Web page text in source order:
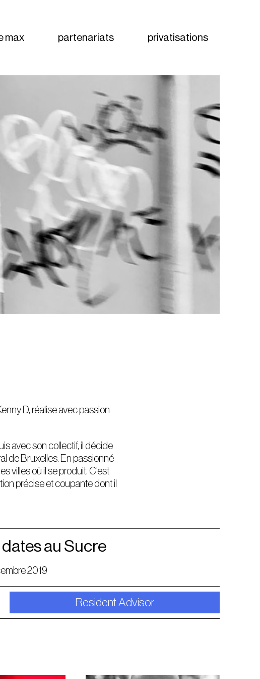
max partenariats privatisations
D, réalise avec passion
avec son collectif, il décide
de Bruxelles. En passionné
villes où il se produit. C’est
précise et coupante dont il
au Sucre
2019
Resident Advisor